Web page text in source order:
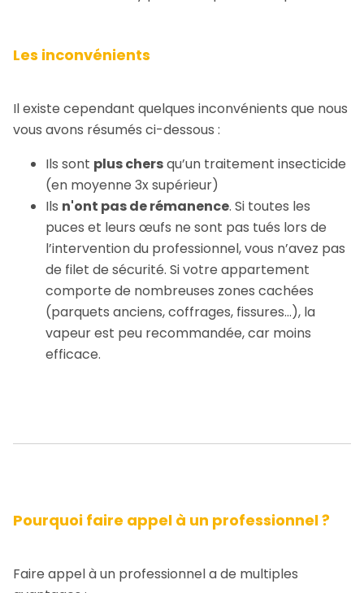
Les inconvénients
Il existe cependant quelques inconvénients que nous
vous avons résumés ci-dessous :
Ils sont plus chersqu’un traitement insecticide
(en moyenne 3x supérieur)
Ils n'ont pas de rémanence. Si toutes les
puces et leurs œufs ne sont pas tués lors de
l’intervention du professionnel, vous n’avez pas
de filet de sécurité. Si votre appartement
comporte de nombreuses zones cachées
(parquets anciens, coffrages, fissures…), la
vapeur est peu recommandée, car moins
efficace.
Pourquoi faire appel à un professionnel ?
Faire appel à un professionnel a de multiples